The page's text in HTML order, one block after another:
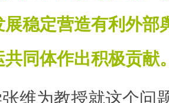
稳定营造有利外部
共同体作出积极贡献
维为教授就这个问